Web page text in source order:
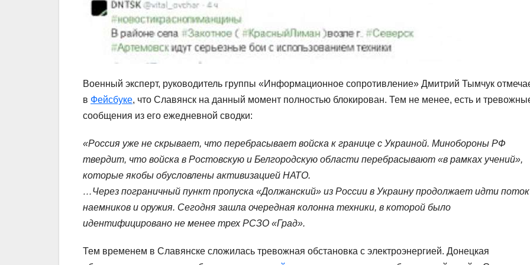
Военный эксперт, руководитель группы «Информационное сопротивление» Дмитрий Тымчук
в Фейсбуке, что Славянск на данный момент полностью блокирован. Тем не менее, есть и
сообщения из его ежедневной сводки:
«Россия уже не скрывает, что перебрасывает войска к границе с Украиной. Минобороны РФ
твердит, что войска в Ростовскую и Белгородскую области перебрасывают «в рамках учений»,
которые якобы обусловлены активизацией НАТО.
…Через пограничный пункт пропуска «Должанский» из России в Украину продолжает идти поток
наемников и оружия. Сегодня зашла очередная колонна техники, в которой было
идентифицировано не менее трех РСЗО «Град».
Тем временем в Славянске сложилась тревожная обстановка с электроэнергией. Донецкая